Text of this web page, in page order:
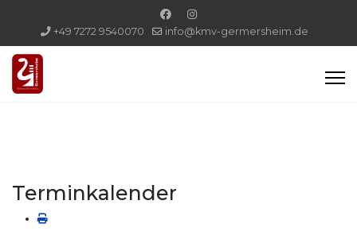
+49 7272 9540070 info@kmv-germersheim.de
Terminkalender